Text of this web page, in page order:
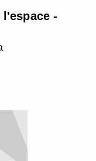
-